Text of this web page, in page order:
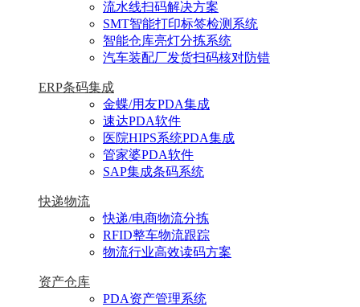
流水线扫码解决方案
SMT智能打印标签检测系统
智能仓库亮灯分拣系统
汽车装配厂发货扫码核对防错
ERP条码集成
金蝶/用友PDA集成
速达PDA软件
医院HIPS系统PDA集成
管家婆PDA软件
SAP集成条码系统
快递物流
快递/电商物流分拣
RFID整车物流跟踪
物流行业高效读码方案
资产仓库
PDA资产管理系统